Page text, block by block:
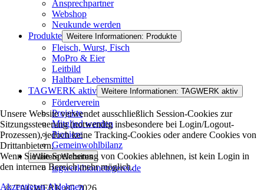
Ansprechpartner
Webshop
Neukunde werden
Produkte Weitere Informationen: Produkte
Fleisch, Wurst, Fisch
MoPro & Eier
Leitbild
Haltbare Lebensmittel
TAGWERK aktiv Weitere Informationen: TAGWERK aktiv
Förderverein
Projekte
Mitglied werden
Pioniere
Gemeinwohlbilanz
Weitere Websites
tagwerkbiometzgerei.de
© TAGWERK eG 2026
Unsere Website verwendet ausschließlich Session-Cookies zur
Sitzungssteuerung (notwendig insbesondere bei Login/Logout-
Prozessen), jedoch keine Tracking-Cookies oder andere Cookies von
Drittanbietern.
Wenn Sie die Speicherung von Cookies ablehnen, ist kein Login in
den internen Bereich mehr möglich.
AkzeptierenAblehnen